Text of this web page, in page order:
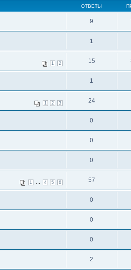
ОТВЕТЫ
9
1
1 2 15
1
1 2 3 24
0
0
0
1 4 5 6 57
0
0
0
2